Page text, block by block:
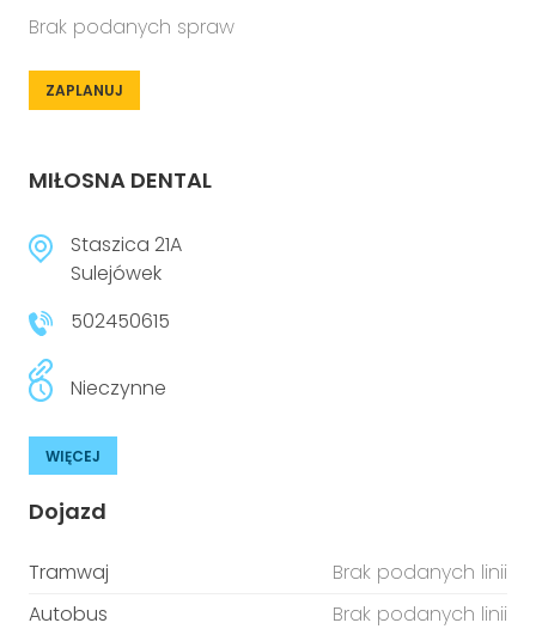
Brak podanych spraw
ZAPLANUJ
MIŁOSNA DENTAL
Staszica 21A
Sulejówek
502450615
Nieczynne
WIĘCEJ
Dojazd
Tramwaj
Brak podanych linii
Autobus
Brak podanych linii